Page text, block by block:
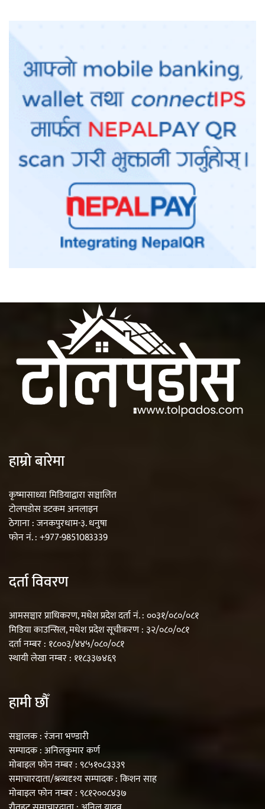
हाम्रो बारेमा
कृष्मासाध्या मिडियाद्वारा सञ्चालित
टोलपडोस डटकम अनलाइन
ठेगाना : जनकपुरधाम-३. धनुषा
फोन नं. : +977-9851083339
दर्ता विवरण
आमसञ्चार प्राधिकरण, मधेश प्रदेश दर्ता नं. : ००३१/०८०/०८१
मिडिया काउन्सिल, मधेश प्रदेश सूचीकरण : ३२/०८०/०८१
दर्ता नम्बर : १८००३/४४५/०८०/०८१
स्थायी लेखा नम्बर : ११८३३७४६९
हामी छौँ
सञ्चालक : रंजना भण्डारी
सम्पादक : अनिलकुमार कर्ण
मोबाइल फोन नम्बर : ९८५१०८३३३९
समाचारदाता/श्रव्यदृश्य सम्पादक : किशन साह
मोबाइल फोन नम्बर : ९८१२००८४३७